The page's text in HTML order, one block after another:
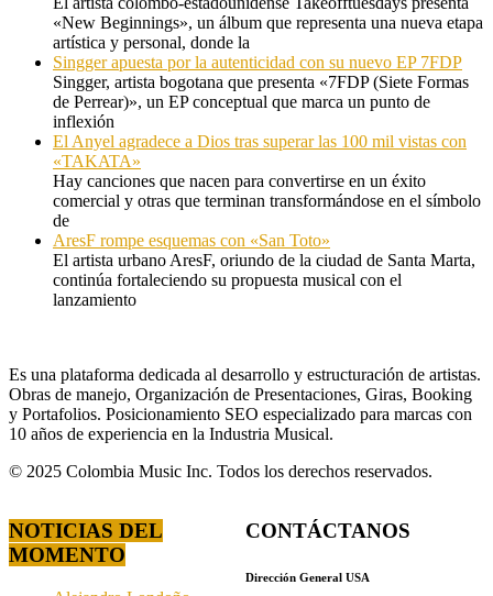
«New Beginnings», un álbum que representa una nueva etapa
artística y personal, donde la
Singger apuesta por la autenticidad con su nuevo EP 7FDP
Singger, artista bogotana que presenta «7FDP (Siete Formas
de Perrear)», un EP conceptual que marca un punto de
inflexión
El Anyel agradece a Dios tras superar las 100 mil vistas con
«TAKATA»
Hay canciones que nacen para convertirse en un éxito
comercial y otras que terminan transformándose en el símbolo
de
AresF rompe esquemas con «San Toto»
El artista urbano AresF, oriundo de la ciudad de Santa Marta,
continúa fortaleciendo su propuesta musical con el
lanzamiento
Es una plataforma dedicada al desarrollo y estructuración de artistas.
Obras de manejo, Organización de Presentaciones, Giras, Booking
y Portafolios. Posicionamiento SEO especializado para marcas con
10 años de experiencia en la Industria Musical.
© 2025 Colombia Music Inc. Todos los derechos reservados.
NOTICIAS DEL
MOMENTO
CONTÁCTANOS
Dirección General USA